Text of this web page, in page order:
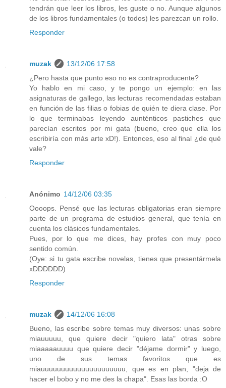
tendrán que leer los libros, les guste o no. Aunque algunos
de los libros fundamentales (o todos) les parezcan un rollo.
Responder
muzak
13/12/06 17:58
¿Pero hasta que punto eso no es contraproducente?
Yo hablo en mi caso, y te pongo un ejemplo: en las
asignaturas de gallego, las lecturas recomendadas estaban
en función de las filias o fobias de quién te diera clase. Por
lo que terminabas leyendo aunténticos pastiches que
parecían escritos por mi gata (bueno, creo que ella los
escribiría con más arte xD!). Entonces, eso al final ¿de qué
vale?
Responder
Anónimo 14/12/06 03:35
Oooops. Pensé que las lecturas obligatorias eran siempre
parte de un programa de estudios general, que tenía en
cuenta los clásicos fundamentales.
Pues, por lo que me dices, hay profes con muy poco
sentido común.
(Oye: si tu gata escribe novelas, tienes que presentármela
xDDDDDD)
Responder
muzak
14/12/06 16:08
Bueno, las escribe sobre temas muy diversos: unas sobre
miauuuuu, que quiere decir "quiero lata" otras sobre
miaaaaauuuu que quiere decir "déjame dormir" y luego,
uno de sus temas favoritos que es
miauuuuuuuuuuuuuuuuuuuuu, que es en plan, "deja de
hacer el bobo y no me des la chapa". Esas las borda :O